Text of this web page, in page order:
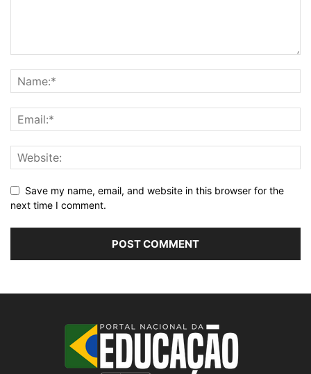
Save my name, email, and website in this browser for the
next time I comment.